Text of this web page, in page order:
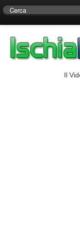
Centro di Ricerche
Il